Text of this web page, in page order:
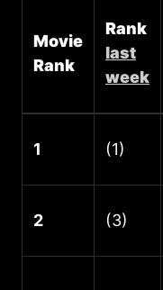
Movie
Rank
Rank
last
week
1 (1)
2 (3)